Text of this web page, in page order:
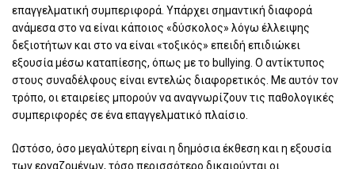
επαγγελματική συμπεριφορά. Υπάρχει σημαντική διαφορά
ανάμεσα στο να είναι κάποιος «δύσκολος» λόγω έλλειψης
δεξιοτήτων και στο να είναι «τοξικός» επειδή επιδιώκει
εξουσία μέσω καταπίεσης, όπως με το bullying. Ο αντίκτυπος
στους συναδέλφους είναι εντελώς διαφορετικός. Με αυτόν τον
τρόπο, οι εταιρείες μπορούν να αναγνωρίζουν τις παθολογικές
συμπεριφορές σε ένα επαγγελματικό πλαίσιο.
Ωστόσο, όσο μεγαλύτερη είναι η δημόσια έκθεση και η εξουσία
των εργαζομένων, τόσο περισσότερο δικαιούνται οι